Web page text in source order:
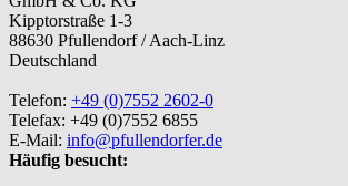
Kipptorstraße 1-3
88630 Pfullendorf / Aach-Linz
Deutschland
Telefon: +49 (0)7552 2602-0
Telefax: +49 (0)7552 6855
E-Mail: info@pfullendorfer.de
Häufig besucht: